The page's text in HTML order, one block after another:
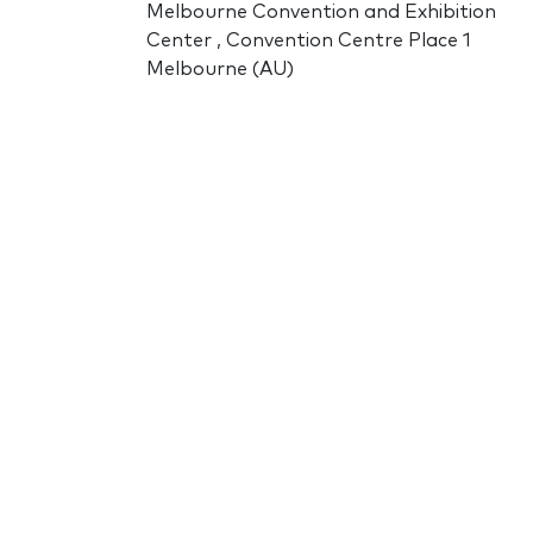
Melbourne Convention and Exhibition
Center , Convention Centre Place 1
Melbourne (AU)